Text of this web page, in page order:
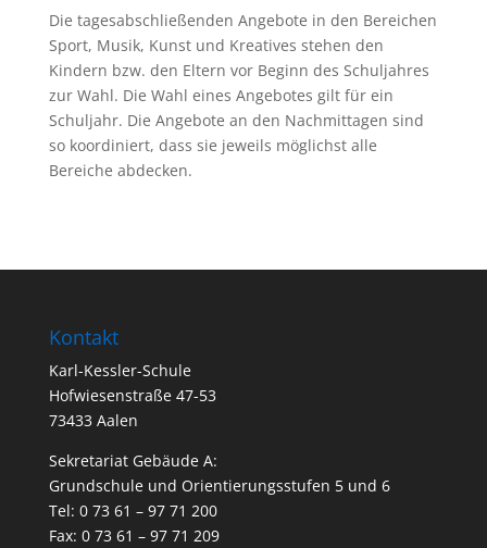
Die tagesabschließenden Angebote in den Bereichen
Sport, Musik, Kunst und Kreatives stehen den
Kindern bzw. den Eltern vor Beginn des Schuljahres
zur Wahl. Die Wahl eines Angebotes gilt für ein
Schuljahr. Die Angebote an den Nachmittagen sind
so koordiniert, dass sie jeweils möglichst alle
Bereiche abdecken.
Kontakt
Karl-Kessler-Schule
Hofwiesenstraße 47-53
73433 Aalen
Sekretariat Gebäude A:
Grundschule und Orientierungsstufen 5 und 6
Tel: 0 73 61 – 97 71 200
Fax: 0 73 61 – 97 71 209